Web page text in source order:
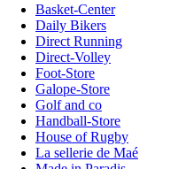
Basket-Center
Daily Bikers
Direct Running
Direct-Volley
Foot-Store
Galope-Store
Golf and co
Handball-Store
House of Rugby
La sellerie de Maé